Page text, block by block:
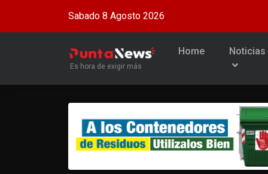
Sabado 8 Agosto 2026
Es hora de exigir más
Home Noticias